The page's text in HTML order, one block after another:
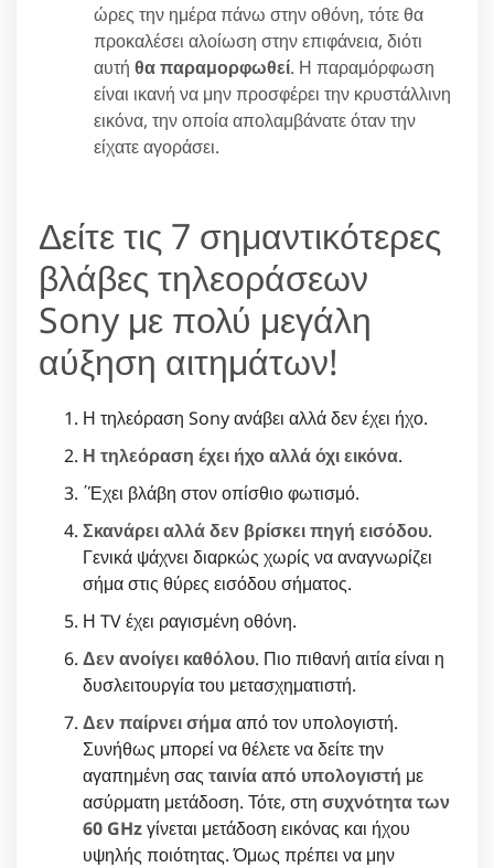
ώρες την ημέρα πάνω στην οθόνη, τότε θα
προκαλέσει αλοίωση στην επιφάνεια, διότι
αυτή θα παραμορφωθεί. Η παραμόρφωση
είναι ικανή να μην προσφέρει την κρυστάλλινη
εικόνα, την οποία απολαμβάνατε όταν την
είχατε αγοράσει.
Δείτε τις 7 σημαντικότερες
βλάβες τηλεοράσεων
Sony με πολύ μεγάλη
αύξηση αιτημάτων!
Η τηλεόραση Sony ανάβει αλλά δεν έχει ήχο.
Η τηλεόραση έχει ήχο αλλά όχι εικόνα.
΄Έχει βλάβη στον οπίσθιο φωτισμό.
Σκανάρει αλλά δεν βρίσκει πηγή εισόδου.
Γενικά ψάχνει διαρκώς χωρίς να αναγνωρίζει
σήμα στις θύρες εισόδου σήματος.
Η TV έχει ραγισμένη οθόνη.
Δεν ανοίγει καθόλου. Πιο πιθανή αιτία είναι η
δυσλειτουργία του μετασχηματιστή.
Δεν παίρνει σήμααπό τον υπολογιστή.
Συνήθως μπορεί να θέλετε να δείτε την
αγαπημένη σας ταινία από υπολογιστή με
ασύρματη μετάδοση. Τότε, στη συχνότητα των
60 GHzγίνεται μετάδοση εικόνας και ήχου
υψηλής ποιότητας. Όμως πρέπει να μην